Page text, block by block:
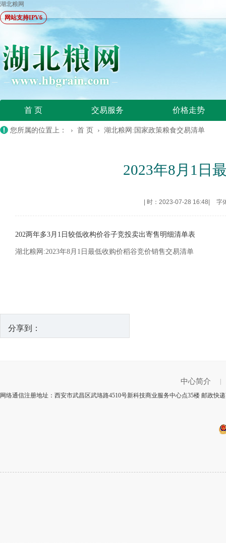
湖北粮网
网站支持IPV6
首 页 交易服务 价格走势
您所属的位置上： › 首 页 › 湖北粮网:国家政策粮食交易清单
2023年8月1日
时：2023-07-28 16:48 字
202两年多3月1日较低收构价谷子竞投卖出寄售明细清单表
湖北粮网:2023年8月1日最低收购价稻谷竞价销售交易清单
分享到：
中心简介
网络通信注册地址：西安市武昌区武珞路4510号新科技商业服务中心点35楼 邮政快